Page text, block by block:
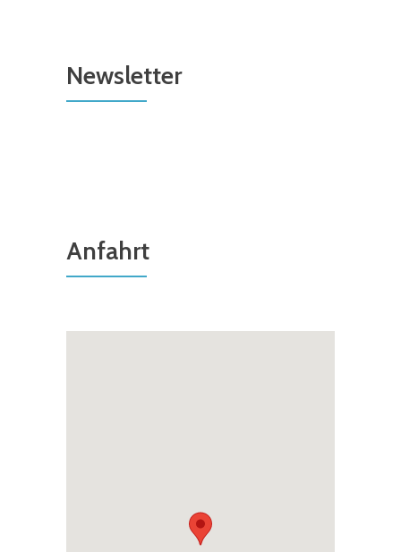
Newsletter
Anfahrt